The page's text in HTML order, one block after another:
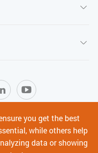


|
you get the best
while others help
data or showing